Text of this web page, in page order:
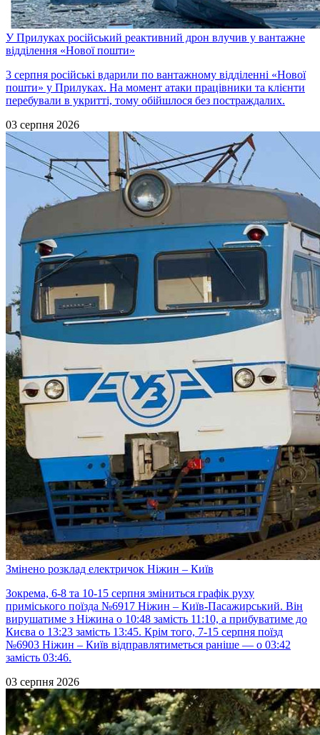
У Прилуках російський реактивний дрон влучив у вантажне
відділення «Нової пошти»
3 серпня російські вдарили по вантажному відділенні «Нової
пошти» у Прилуках. На момент атаки працівники та клієнти
перебували в укритті, тому обійшлося без постраждалих.
03 серпня 2026
Змінено розклад електричок Ніжин – Київ
Зокрема, 6-8 та 10-15 серпня зміниться графік руху
приміського поїзда №6917 Ніжин – Київ-Пасажирський. Він
вирушатиме з Ніжина о 10:48 замість 11:10, а прибуватиме до
Києва о 13:23 замість 13:45. Крім того, 7-15 серпня поїзд
№6903 Ніжин – Київ відправлятиметься раніше — о 03:42
замість 03:46.
03 серпня 2026